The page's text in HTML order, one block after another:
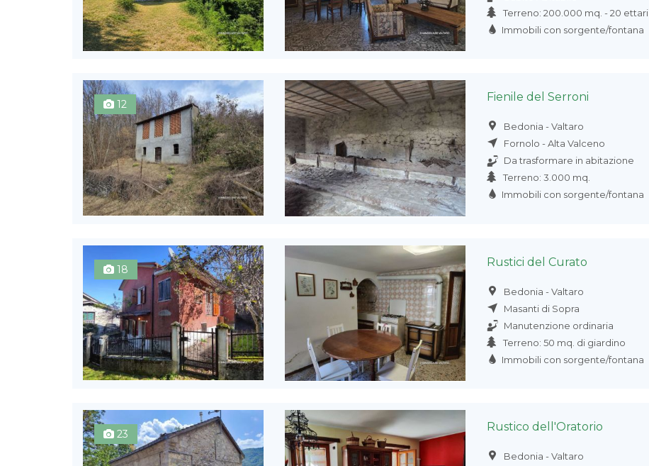
Terreno: 200.000 mq. - 20 ettari
Immobili con sorgente/fontana
12
Fienile del Serroni
Bedonia - Valtaro
Fornolo - Alta Valceno
Da trasformare in abitazione
Terreno: 3.000 mq.
Immobili con sorgente/fontana
18
Rustici del Curato
Bedonia - Valtaro
Masanti di Sopra
Manutenzione ordinaria
Terreno: 50 mq. di giardino
Immobili con sorgente/fontana
23
Rustico dell'Oratorio
Bedonia - Valtaro